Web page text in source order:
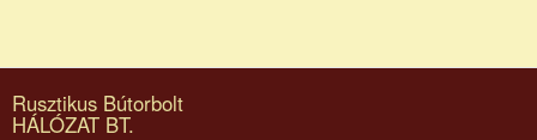
Rusztikus Bútorbolt
HÁLÓZAT BT.